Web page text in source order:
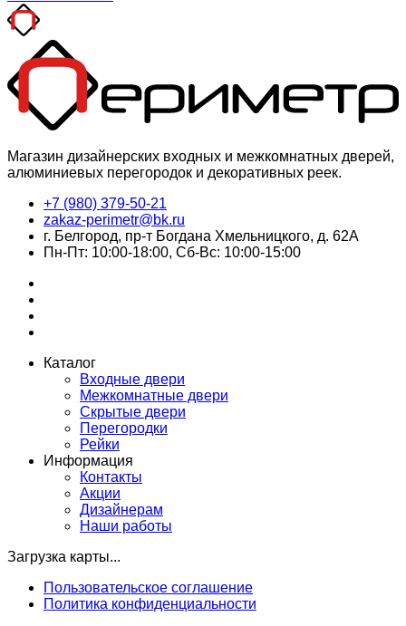
Магазин дизайнерских входных и межкомнатных дверей,
алюминиевых перегородок и декоративных реек.
+7 (980) 379-50-21
zakaz-perimetr@bk.ru
г. Белгород, пр-т Богдана Хмельницкого, д. 62А
Пн-Пт: 10:00-18:00, Сб-Вс: 10:00-15:00
Каталог
Входные двери
Межкомнатные двери
Скрытые двери
Перегородки
Рейки
Информация
Контакты
Акции
Дизайнерам
Наши работы
Загрузка карты...
Пользовательское соглашение
Политика конфиденциальности